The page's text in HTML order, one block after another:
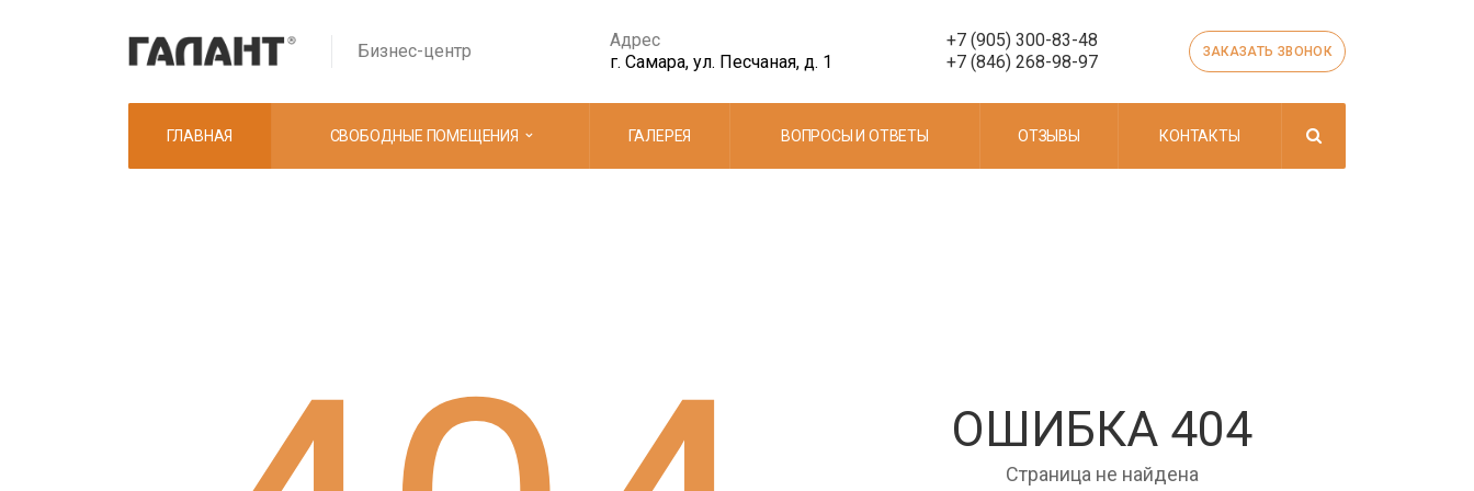
Бизнес-центр
Адрес
г. Самара, ул. Песчаная, д. 1
+7 (905) 300-83-48
+7 (846) 268-98-97
ЗАКАЗАТЬ ЗВОНОК
ГЛАВНАЯ СВОБОДНЫЕ ПОМЕЩЕНИЯ ГАЛЕРЕЯ ВОПРОСЫ И ОТВЕТЫ ОТЗЫВЫ КОНТАКТЫ
ОШИБКА 404
Страница не найдена